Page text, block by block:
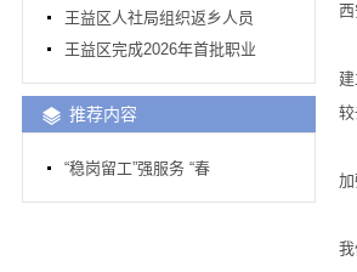
王益区人社局组织返乡人员
王益区完成2026年首批职业
推荐内容
“稳岗留工”强服务 “春
较